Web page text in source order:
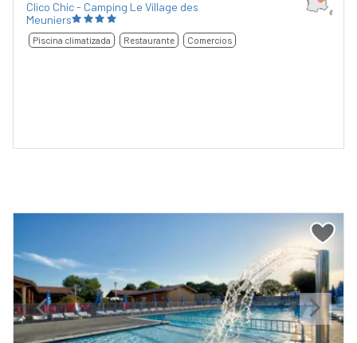
Clico Chic - Camping Le Village des
Meuniers
Piscina climatizada Restaurante Comercios
Previous Next